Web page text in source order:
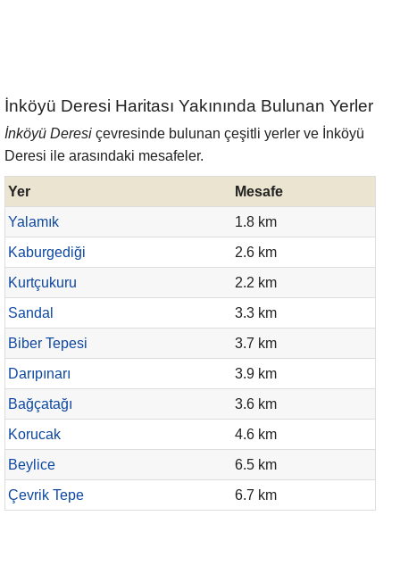
İnköyü Deresi Haritası Yakınında Bulunan Yerler
İnköyü Deresi çevresinde bulunan çeşitli yerler ve İnköyü
Deresi ile arasındaki mesafeler.
Yer
Mesafe
Yalamık
1.8 km
Kaburgediği
2.6 km
Kurtçukuru
2.2 km
Sandal
3.3 km
Biber Tepesi
3.7 km
Darıpınarı
3.9 km
Bağçatağı
3.6 km
Korucak
4.6 km
Beylice
6.5 km
Çevrik Tepe
6.7 km